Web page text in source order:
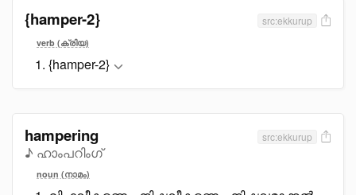
{hamper-2} src:ekkurup
verb (ക്രിയ)
{hamper-2}
hampering
♪ ഹാംപറിംഗ്
src:ekkurup
noun (നാമം)